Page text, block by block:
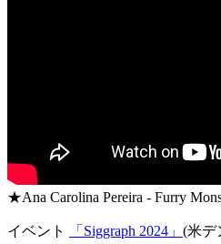
★Ana Carolina Pereira - Furry
イベント 「Siggraph 2024」 (米デ